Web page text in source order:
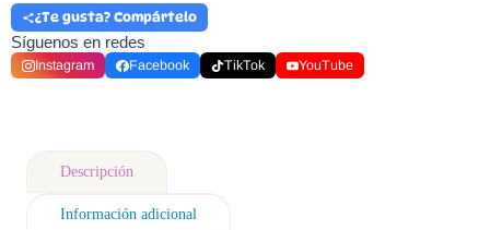
¿Te gusta? Compártelo
Síguenos en redes
Instagram Facebook TikTok YouTube
Descripción
Información adicional